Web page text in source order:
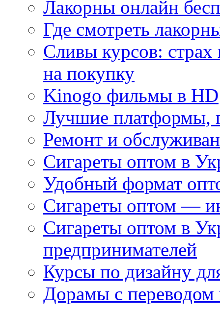
Лакорны онлайн
Где смотреть
Сливы курсов:
на покупку
Kinogo фильмы в HD
Лучшие платформы,
Ремонт и
Сигареты оптом в
Удобный формат
Сигареты оптом —
Сигареты оптом в
предпринимателей
Курсы по дизайну
Дорамы с переводом